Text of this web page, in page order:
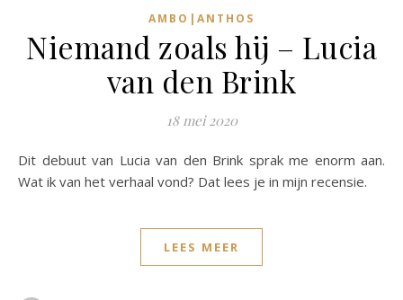
AMBO|ANTHOS
Niemand zoals hij – Lucia
van den Brink
18 mei 2020
Dit debuut van Lucia van den Brink sprak me enorm aan.
Wat ik van het verhaal vond? Dat lees je in mijn recensie.
LEES MEER